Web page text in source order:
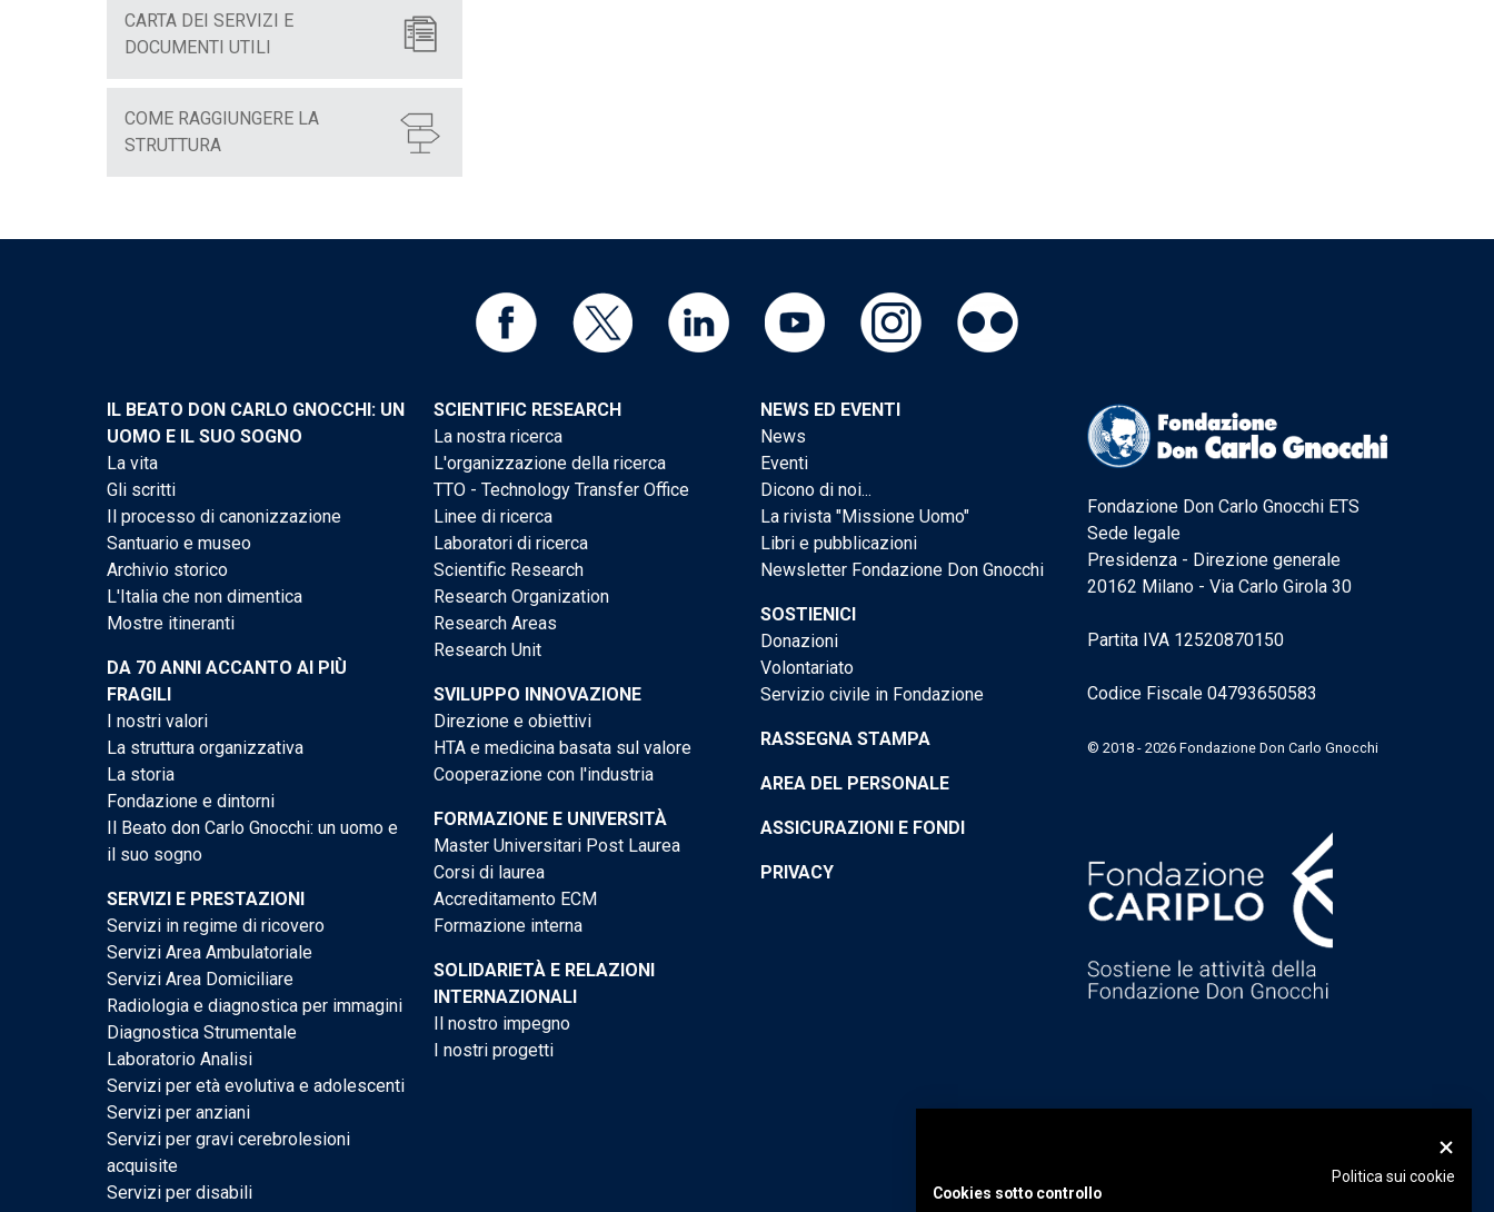
CARTA DEI SERVIZI E
DOCUMENTI UTILI
COME RAGGIUNGERE LA
STRUTTURA
IL BEATO DON CARLO GNOCCHI: UN
UOMO E IL SUO SOGNO
La vita
Gli scritti
Il processo di canonizzazione
Santuario e museo
Archivio storico
L'Italia che non dimentica
Mostre itineranti
DA 70 ANNI ACCANTO AI PIÙ
FRAGILI
I nostri valori
La struttura organizzativa
La storia
Fondazione e dintorni
Il Beato don Carlo Gnocchi: un uomo e
il suo sogno
SERVIZI E PRESTAZIONI
Servizi in regime di ricovero
Servizi Area Ambulatoriale
Servizi Area Domiciliare
Radiologia e diagnostica per immagini
Diagnostica Strumentale
Laboratorio Analisi
Servizi per età evolutiva e adolescenti
Servizi per anziani
Servizi per gravi cerebrolesioni
acquisite
Servizi per disabili
SCIENTIFIC RESEARCH
La nostra ricerca
L'organizzazione della ricerca
TTO - Technology Transfer Office
Linee di ricerca
Laboratori di ricerca
Scientific Research
Research Organization
Research Areas
Research Unit
SVILUPPO INNOVAZIONE
Direzione e obiettivi
HTA e medicina basata sul valore
Cooperazione con l'industria
FORMAZIONE E UNIVERSITÀ
Master Universitari Post Laurea
Corsi di laurea
Accreditamento ECM
Formazione interna
SOLIDARIETÀ E RELAZIONI
INTERNAZIONALI
Il nostro impegno
I nostri progetti
NEWS ED EVENTI
News
Eventi
Dicono di noi...
La rivista "Missione Uomo"
Libri e pubblicazioni
Newsletter Fondazione Don Gnocchi
SOSTIENICI
Donazioni
Volontariato
Servizio civile in Fondazione
RASSEGNA STAMPA
AREA DEL PERSONALE
ASSICURAZIONI E FONDI
PRIVACY
Fondazione Don Carlo Gnocchi ETS
Sede legale
Presidenza - Direzione generale
20162 Milano - Via Carlo Girola 30
Partita IVA 12520870150
Codice Fiscale 04793650583
© 2018 - 2026 Fondazione Don Carlo Gnocchi
Politica sui cookie
Cookies sotto controllo